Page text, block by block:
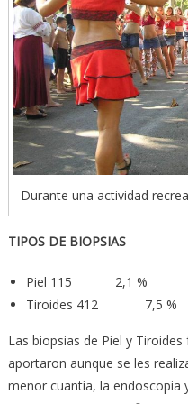
Durante una actividad
TIPOS DE BIOPSIAS
Piel 115 2,1 %
Tiroides 412 7,5 %
Las biopsias de Piel y
aportaron aunque se les
menor cuantía, la endoscopia